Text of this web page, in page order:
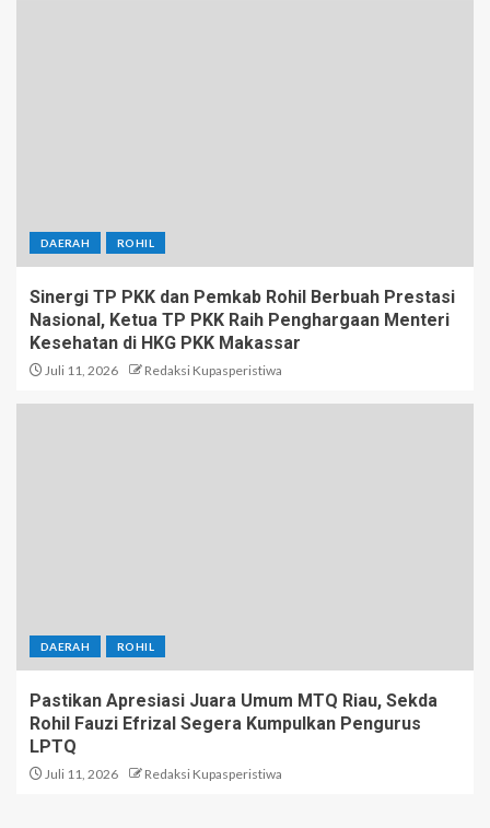
DAERAH ROHIL
Sinergi TP PKK dan Pemkab Rohil Berbuah Prestasi
Nasional, Ketua TP PKK Raih Penghargaan Menteri
Kesehatan di HKG PKK Makassar
Juli 11, 2026 Redaksi Kupasperistiwa
DAERAH ROHIL
Pastikan Apresiasi Juara Umum MTQ Riau, Sekda
Rohil Fauzi Efrizal Segera Kumpulkan Pengurus
LPTQ
Juli 11, 2026 Redaksi Kupasperistiwa